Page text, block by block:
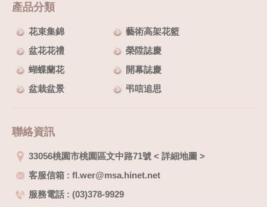
產品分類
花束集錦
盆花花禮
蝴蝶蘭花
盆栽盆景
藝術高架花籃
榮陞誌慶
開幕誌慶
弔唁追思
聯絡資訊
33056桃園市桃園區文中路71號 < 詳細地圖 >
客服信箱 : fl.wer@msa.hinet.net
服務電話 : (03)378-9929